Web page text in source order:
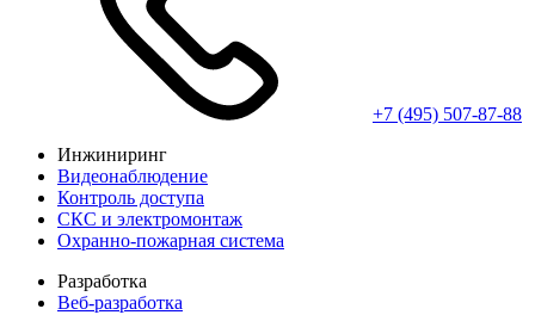
+7 (495) 507-87-88
Инжиниринг
Видео­наблюдение
Контроль доступа
СКС и электро­монтаж
Охранно-пожарная система
Разработка
Веб-разработка